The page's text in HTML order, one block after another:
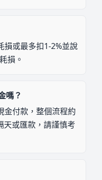
損或最多扣1-2%並說
損。
嗎？
金付款，整個流程約
天或匯款，請謹慎考